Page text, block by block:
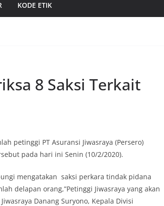
KODE ETIK
8 Saksi Terkait
petinggi PT Asuransi Jiwasraya (Persero)
pada hari ini Senin (10/2/2020).
mengatakan saksi perkara tindak pidana
delapan orang,”Petinggi Jiwasraya yang akan
Danang Suryono, Kepala Divisi